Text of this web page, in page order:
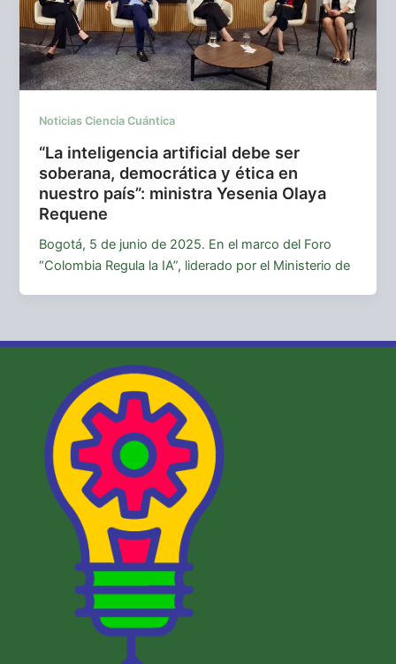
Noticias Ciencia Cuántica
“La inteligencia artificial debe ser
soberana, democrática y ética en
nuestro país”: ministra Yesenia Olaya
Requene
Bogotá, 5 de junio de 2025. En el marco del Foro
“Colombia Regula la IA”, liderado por el Ministerio de